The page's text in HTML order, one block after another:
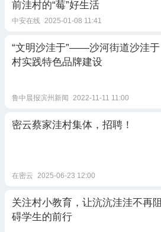
前洼村的“莓”好生活
中安在线 2025-01-08 11:41
“文明沙洼于”——沙河街道沙洼于
村实践特色品牌建设
鲁中晨报滨州新闻 2022-11-11 11:00
密云蔡家洼村集体，招聘！
在密云 2025-06-23 12:00
关注村小教育，让沆沆洼洼不再阻
碍学生的前行